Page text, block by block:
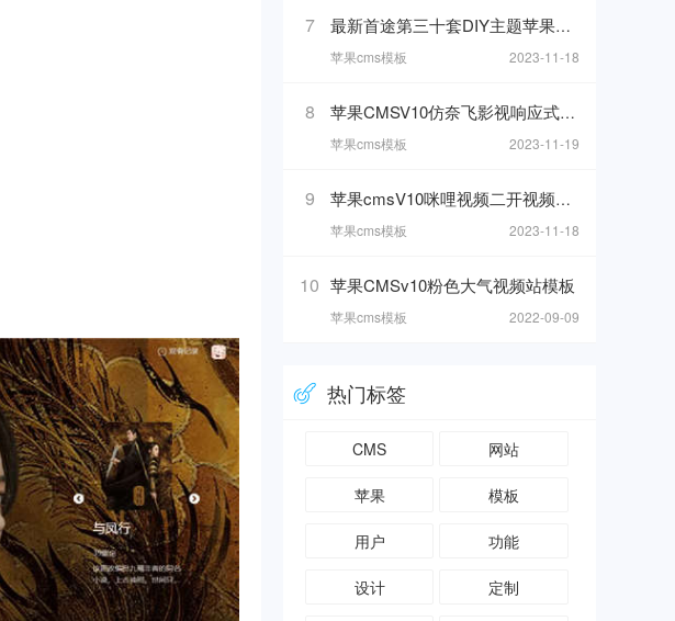
7 最新首途第三十套DIY主题苹果CMSv10模板
苹果cms模板 2023-11-18
8 苹果CMSV10仿奈飞影视响应式模板
苹果cms模板 2023-11-19
9 苹果cmsV10咪哩视频二开视频网站模板
苹果cms模板 2023-11-18
10 苹果CMSv10粉色大气视频站模板
苹果cms模板 2022-09-09
热门标签
CMS 网站
苹果 模板
用户 功能
设计 定制